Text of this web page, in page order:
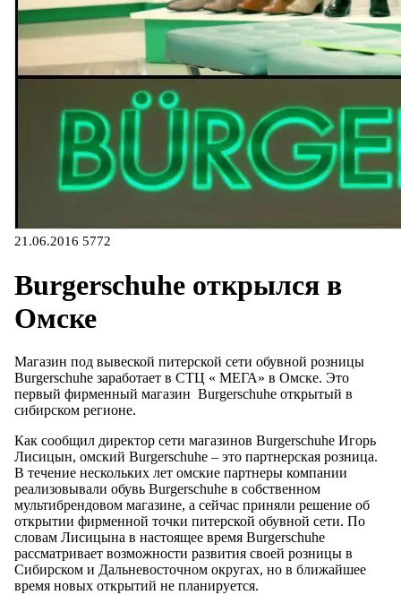
21.06.2016 5772
Burgerschuhe открылся в
Омске
Магазин под вывеской питерской сети обувной розницы
Burgerschuhe заработает в СТЦ « МЕГА» в Омске. Это
первый фирменный магазин Burgerschuhe открытый в
сибирском регионе.
Как сообщил директор сети магазинов Burgerschuhe Игорь
Лисицын, омский Burgerschuhe – это партнерская розница.
В течение нескольких лет омские партнеры компании
реализовывали обувь Burgerschuhe в собственном
мультибрендовом магазине, а сейчас приняли решение об
открытии фирменной точки питерской обувной сети. По
словам Лисицына в настоящее время Burgerschuhe
рассматривает возможности развития своей розницы в
Сибирском и Дальневосточном округах, но в ближайшее
время новых открытий не планируется.